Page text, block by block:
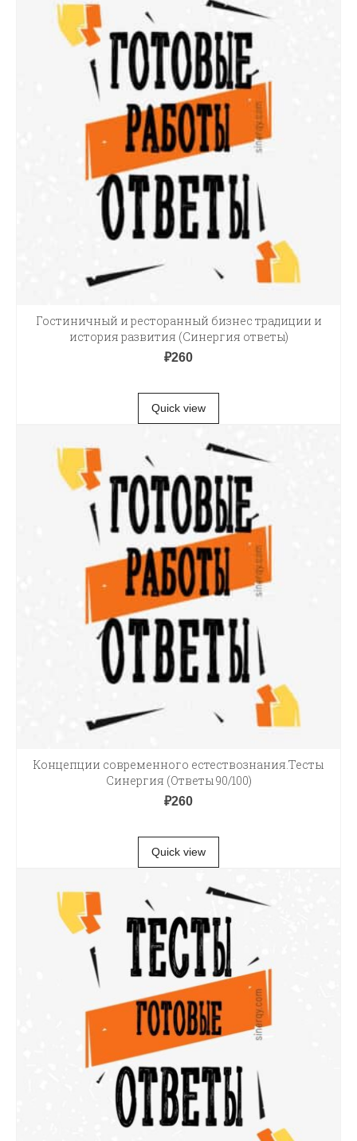
Гостиничный и ресторанный бизнес традиции и
история развития (Синергия ответы)
₽260
Quick view
Концепции современного естествознания.Тесты
Синергия (Ответы 90/100)
₽260
Quick view